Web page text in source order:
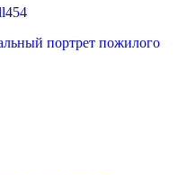
портрет пожилого